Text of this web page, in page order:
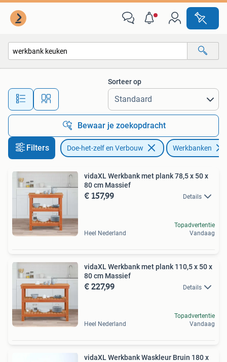
Alle afstanden…
Sorteer op
Bewaar je zoekopdracht
Filters Doe-het-zelf en Verbouw Werkbanken
vidaXL Werkbank met plank 78,5 x 50 x
80 cm Massief
€ 157,99 Details
Heel Nederland
Topadvertentie
Vandaag
vidaXL Werkbank met plank 110,5 x 50 x
80 cm Massief
€ 227,99 Details
Heel Nederland
Topadvertentie
Vandaag
vidaXL Werkbank Waskleur Bruin 180 x